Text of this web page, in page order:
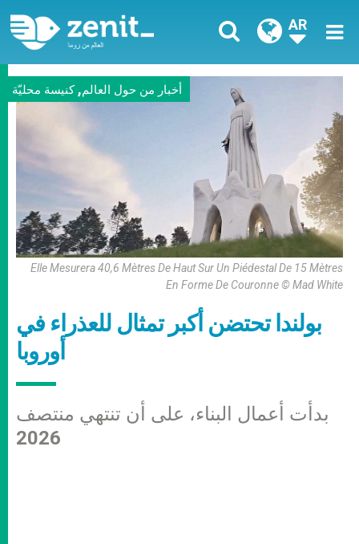
AR
أخبار من حول العالم,كنيسة محليّة
Elle Mesurera 40,6 Mètres De Haut Sur Un Piédestal De 15 Mètres
En Forme De Couronne © Mad White
بولندا تحتضن أكبر تمثال للعذراء في
أوروبا
بدأت أعمال البناء، على أن تنتهي منتصف
2026